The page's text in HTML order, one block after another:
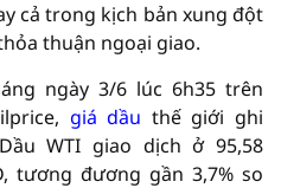
cả trong kịch bản xung đột
thuận ngoại giao.
ngày 3/6 lúc 6h35 trên
giá dầu thế giới ghi
WTI giao dịch ở 95,58
tương đương gần 3,7% so